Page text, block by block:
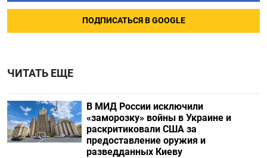
ПОДПИСАТЬСЯ В GOOGLE
ЧИТАТЬ ЕЩЕ
В МИД России исключили
«заморозку» войны в Украине и
раскритиковали США за
предоставление оружия и
разведданных Киеву